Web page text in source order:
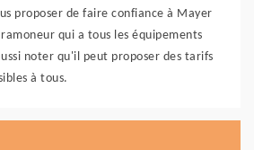
proposer de faire confiance à Mayer
qui a tous les équipements
noter qu'il peut proposer des tarifs
à tous.